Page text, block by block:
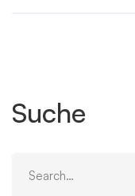
Suche